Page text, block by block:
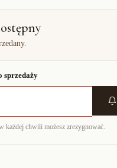
sprzedaży
każdej chwili możesz zrezygnować.